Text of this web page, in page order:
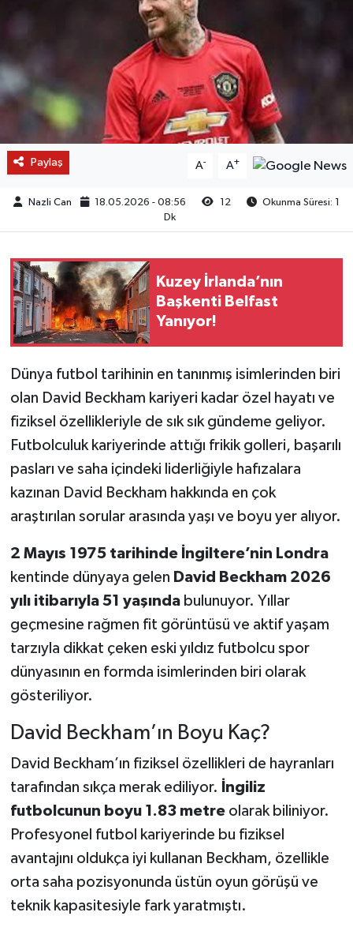
Paylaş A- A+
Nazli Can 18.05.2026 - 08:56 12
Okunma Süresi: 1
Dk
Kuzey İrlanda’nın
Başkenti Belfast
Yanıyor!
Dünya futbol tarihinin en tanınmış isimlerinden biri
olan David Beckham kariyeri kadar özel hayatı ve
fiziksel özellikleriyle de sık sık gündeme geliyor.
Futbolculuk kariyerinde attığı frikik golleri, başarılı
pasları ve saha içindeki liderliğiyle hafızalara
kazınan David Beckham hakkında en çok
araştırılan sorular arasında yaşı ve boyu yer alıyor.
2 Mayıs 1975 tarihinde İngiltere’nin Londra
kentinde dünyaya gelen David Beckham 2026
yılı itibarıyla 51 yaşındabulunuyor. Yıllar
geçmesine rağmen fit görüntüsü ve aktif yaşam
tarzıyla dikkat çeken eski yıldız futbolcu spor
dünyasının en formda isimlerinden biri olarak
gösteriliyor.
David Beckham’ın Boyu Kaç?
David Beckham’ın fiziksel özellikleri de hayranları
tarafından sıkça merak ediliyor. İngiliz
futbolcunun boyu 1.83 metreolarak biliniyor.
Profesyonel futbol kariyerinde bu fiziksel
avantajını oldukça iyi kullanan Beckham, özellikle
orta saha pozisyonunda üstün oyun görüşü ve
teknik kapasitesiyle fark yaratmıştı.